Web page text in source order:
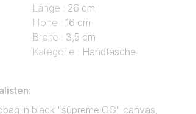
Länge : 26 cm
Höhe : 16 cm
Breite : 3,5 cm
Kategorie : Handtasche
in black "sûpreme GG" canvas,